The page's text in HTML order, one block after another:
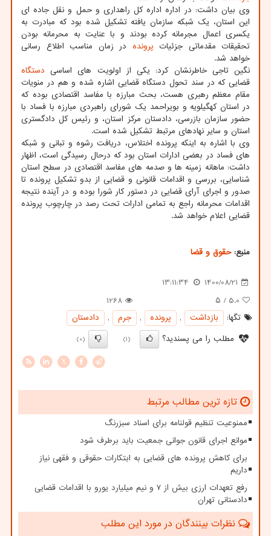
وی بیان داشت: در اداره اداره کل راهداری و حمل و نقل جاده ای
این استان، یک شبکه سازمان یافته تشکیل شده بود که مبادرت به
یکسری اعمال مجرمانه کرده بودند و با عنایت به محرمانه بودن
تحقیقات مقدماتی جزئیات پرونده در زمان مناسب اطلاع رسانی
خواهد شد.
نگین تاجی خاطرنشان کرد: یکی از اولویت های اساسی دستگاه
قضایی که در سند تحول دستگاه قضایی اشاره شده و هم در منویات
مقام معظم رهبری هست، بحث مبارزه با مفاسد اقتصادی بوده که
در استان کهگیلویه و بویراحمد یک شورای راهبردی مبارزه با فساد با
حضور سازمان بازرسی، دادستان مرکز استان، و رئیس کل دادگستری
استان و سایر نهادهای مرتبط تشکیل شده است.
وی با اشاره به اینکه پرونده اختلاس، دریافت رشوه و تبانی و شبکه
های فساد در بعضی ادارات استان بود که درحال رسیدگی است، اظهار
داشت: ماهانه زمینه ها و صدمه های مفاسد اقتصادی در سطح استان
شناسایی، بررسی و اقدامات قانونی و قضایی از بدو تشکیل پرونده تا
صدور و اجرای آرای قضایی در دستور کار شورا بوده و در آینده نتیجه
اقدامات محرمانه راجع به تمامی ادارات تحت رصد در چارچوب پرونده
قضایی اعلام خواهد شد.
منبع:حقوق و قضا
1400/08/21
13:11:34
5.0 / ۵
1268
تگها:
بازداشت , پرونده , جرم ,
دادستان
مطلب را می پسندید؟
(1)
(0)
X
تازه ترین مطالب مرتبط
ممنوعیت تنظیم قولنامه برای اسناد سبزرنگ
موانع اجرای قانون جوانی جمعیت باید برطرف شود
برای کاهش پرونده های قضایی به ابتکارات حقوقی و فقهی نیاز
داریم
رفع تعهدات ارزی بیش از ۷ و نیم میلیارد یورو با اقدامات قضایی
دادستانی تهران
نظرات بینندگان در مورد این مطلب